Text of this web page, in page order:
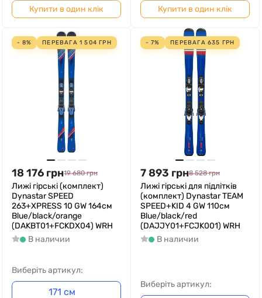
Купити в один клік Купити в один клік
- 8% ПЕРЕВАГА1 504 ГРН
18 176 грн19 680 грн
Лижі гірські (комплект)
Dynastar SPEED
263+XPRESS 10 GW 164см
Blue/black/orange
(DAKBT01+FCKDX04) WRH
В наличии
Виберіть артикул:
171 см
- 7% ПЕРЕВАГА635 ГРН
7 893 грн8 528 грн
Лижі гірські для підлітків
(комплект) Dynastar TEAM
SPEED+KID 4 GW 110см
Blue/black/red
(DAJJY01+FCJK001) WRH
В наличии
Виберіть артикул: